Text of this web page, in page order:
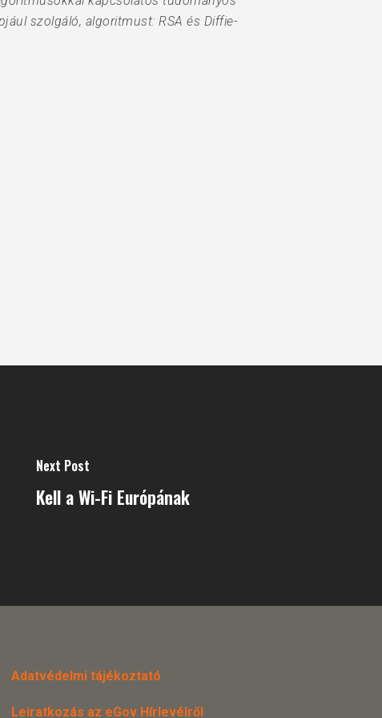
szolgáló, algoritmust: RSA és Diffie-
Next Post
Kell a Wi-Fi Európának
Adatvédelmi tájékoztató
Leiratkozás az eGov Hírlevélről